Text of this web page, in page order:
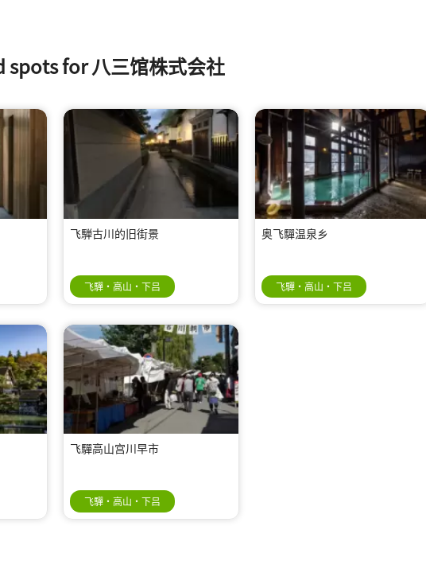
spots for 八三馆株式会社
飞騨古川的旧街景
飞驒・高山・下吕
奥飞驒温泉乡
飞驒・高山・下吕
飞驒高山宫川早市
飞驒・高山・下吕